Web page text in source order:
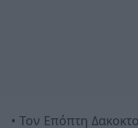
• Τον Επόπτη